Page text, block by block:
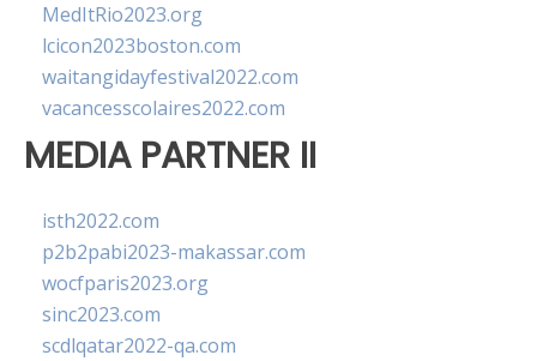
MedItRio2023.org
lcicon2023boston.com
waitangidayfestival2022.com
vacancesscolaires2022.com
MEDIA PARTNER II
isth2022.com
p2b2pabi2023-makassar.com
wocfparis2023.org
sinc2023.com
scdlqatar2022-qa.com